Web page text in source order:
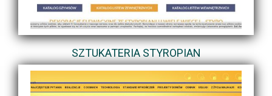
SZTUKATERIA STYROPIAN